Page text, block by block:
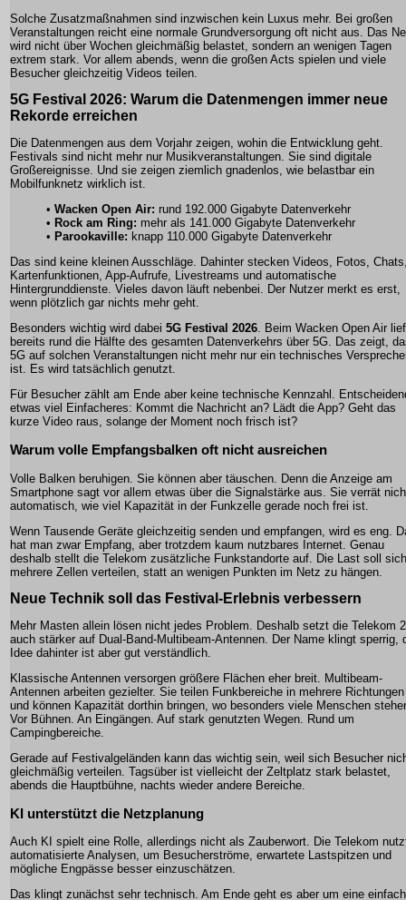
Solche Zusatzmaßnahmen sind inzwischen kein Luxus mehr. Bei großen
Veranstaltungen reicht eine normale Grundversorgung oft nicht aus. Das
wird nicht über Wochen gleichmäßig belastet, sondern an wenigen Tagen
extrem stark. Vor allem abends, wenn die großen Acts spielen und viele
Besucher gleichzeitig Videos teilen.
5G Festival 2026: Warum die Datenmengen immer neue
Rekorde erreichen
Die Datenmengen aus dem Vorjahr zeigen, wohin die Entwicklung geht.
Festivals sind nicht mehr nur Musikveranstaltungen. Sie sind digitale
Großereignisse. Und sie zeigen ziemlich gnadenlos, wie belastbar ein
Mobilfunknetz wirklich ist.
• Wacken Open Air: rund 192.000 Gigabyte Datenverkehr
• Rock am Ring: mehr als 141.000 Gigabyte Datenverkehr
• Parookaville: knapp 110.000 Gigabyte Datenverkehr
Das sind keine kleinen Ausschläge. Dahinter stecken Videos, Fotos,
Kartenfunktionen, App-Aufrufe, Livestreams und automatische
Hintergrunddienste. Vieles davon läuft nebenbei. Der Nutzer merkt es erst,
wenn plötzlich gar nichts mehr geht.
Besonders wichtig wird dabei 5G Festival 2026. Beim Wacken Open Air lief
bereits rund die Hälfte des gesamten Datenverkehrs über 5G. Das zeigt,
5G auf solchen Veranstaltungen nicht mehr nur ein technisches
ist. Es wird tatsächlich genutzt.
Für Besucher zählt am Ende aber keine technische Kennzahl.
etwas viel Einfacheres: Kommt die Nachricht an? Lädt die App? Geht das
kurze Video raus, solange der Moment noch frisch ist?
Warum volle Empfangsbalken oft nicht ausreichen
Volle Balken beruhigen. Sie können aber täuschen. Denn die Anzeige am
Smartphone sagt vor allem etwas über die Signalstärke aus. Sie verrät
automatisch, wie viel Kapazität in der Funkzelle gerade noch frei ist.
Wenn Tausende Geräte gleichzeitig senden und empfangen, wird es eng.
hat man zwar Empfang, aber trotzdem kaum nutzbares Internet. Genau
deshalb stellt die Telekom zusätzliche Funkstandorte auf. Die Last soll
mehrere Zellen verteilen, statt an wenigen Punkten im Netz zu hängen.
Neue Technik soll das Festival-Erlebnis verbessern
Mehr Masten allein lösen nicht jedes Problem. Deshalb setzt die Telekom
auch stärker auf Dual-Band-Multibeam-Antennen. Der Name klingt sperrig,
Idee dahinter ist aber gut verständlich.
Klassische Antennen versorgen größere Flächen eher breit. Multibeam-
Antennen arbeiten gezielter. Sie teilen Funkbereiche in mehrere
und können Kapazität dorthin bringen, wo besonders viele Menschen
Vor Bühnen. An Eingängen. Auf stark genutzten Wegen. Rund um
Campingbereiche.
Gerade auf Festivalgeländen kann das wichtig sein, weil sich Besucher
gleichmäßig verteilen. Tagsüber ist vielleicht der Zeltplatz stark belastet,
abends die Hauptbühne, nachts wieder andere Bereiche.
KI unterstützt die Netzplanung
Auch KI spielt eine Rolle, allerdings nicht als Zauberwort. Die Telekom
automatisierte Analysen, um Besucherströme, erwartete Lastspitzen und
mögliche Engpässe besser einzuschätzen.
Das klingt zunächst sehr technisch. Am Ende geht es aber um eine